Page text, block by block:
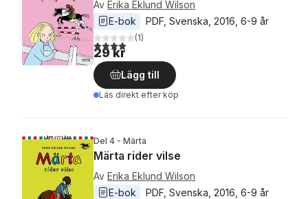
Av Erika Eklund Wilson
E-bok
PDF Svenska 2016 6-9 år
4,0utav 5 stjärnor. Totalt antal röster:
(1)
29 kr
Lägg till
Läs direkt efter köp
Del 4 - Märta
Märta rider vilse
Av Erika Eklund Wilson
E-bok
PDF Svenska 2016 6-9 år